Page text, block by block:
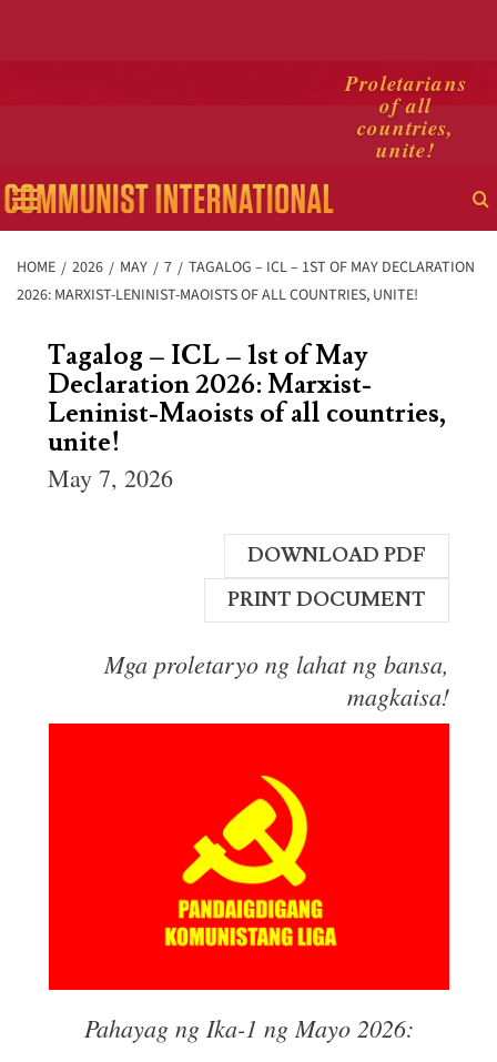
Proletarians
of all
countries,
unite!
Primary
Menu
HOME 2026 MAY 7
TAGALOG – ICL – 1ST OF MAY DECLARATION
2026: MARXIST-LENINIST-MAOISTS OF ALL COUNTRIES, UNITE!
Tagalog – ICL – 1st of May
Declaration 2026: Marxist-
Leninist-Maoists of all countries,
unite!
May 7, 2026
DOWNLOAD PDF
PRINT DOCUMENT
Mga proletaryo ng lahat ng bansa,
magkaisa!
Pahayag ng Ika-1 ng Mayo 2026: